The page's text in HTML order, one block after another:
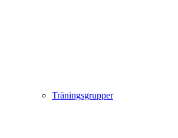
Träningsgrupper